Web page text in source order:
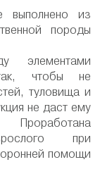
выполнено из
породы
элементами
чтобы не
туловища и
не даст ему
Проработана
при
помощи